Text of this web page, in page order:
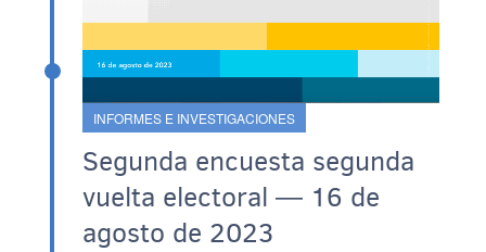
INFORMES E INVESTIGACIONES
Segunda encuesta segunda
vuelta electoral ― 16 de
agosto de 2023